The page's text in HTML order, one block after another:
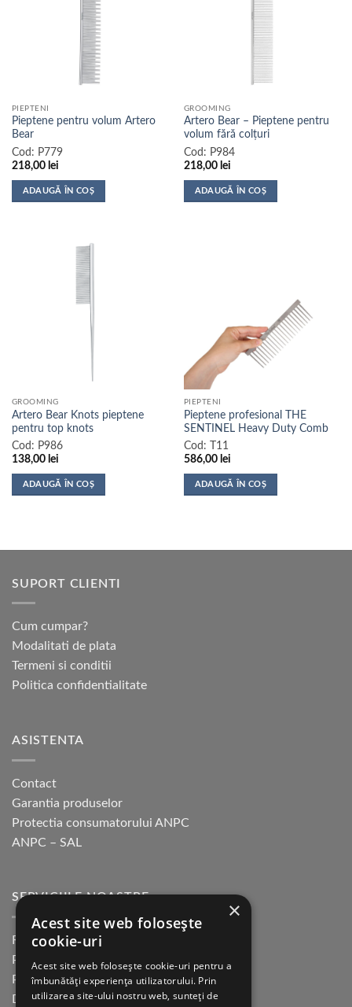
PIEPTENI
Pieptene pentru volum Artero
Bear
Cod: P779
218,00 lei
ADAUGĂ ÎN COȘ
GROOMING
Artero Bear – Pieptene pentru
volum fără colțuri
Cod: P984
218,00 lei
ADAUGĂ ÎN COȘ
GROOMING
Artero Bear Knots pieptene
pentru top knots
Cod: P986
138,00 lei
ADAUGĂ ÎN COȘ
PIEPTENI
Pieptene profesional THE
SENTINEL Heavy Duty Comb
Cod:
T11
586,00 lei
ADAUGĂ ÎN COȘ
SUPORT CLIENTI
Cum cumpar?
Modalitati de plata
Termeni si conditii
Politica confidentialitate
ASISTENTA
Contact
Garantia produselor
Protectia consumatorului ANPC
ANPC – SAL
SERVICIILE NOASTRE
Returnare in 30 de zile
Plata cu cardul Guerrilla
Plata in rate fara dobanda
Distributie sau profesionisti
×
Acest site web folosește
cookie-uri
Acest site web folosește cookie-uri pentru a
îmbunătăți experiența utilizatorului. Prin
utilizarea site-ului nostru web, sunteți de